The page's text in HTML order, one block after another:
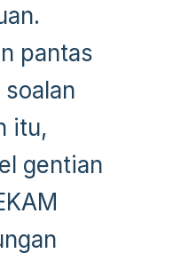
pantas
itu,
gentian